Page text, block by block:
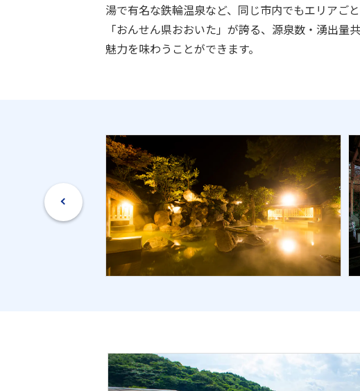
湯で有名な鉄輪温泉など、同じ市内でもエリアご
「おんせん県おおいた」が誇る、源泉数・湧出
魅力を味わうことができます。